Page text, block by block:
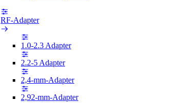
RF-Adapter
1.0-2.3 Adapter
2.2-5 Adapter
2,4-mm-Adapter
2,92-mm-Adapter